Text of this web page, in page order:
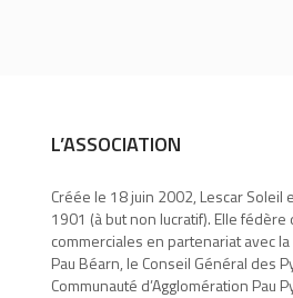
L’ASSOCIATION
Créée le 18 juin 2002, Lescar Soleil
1901 (à but non lucratif). Elle
commerciales en partenariat avec la
Pau Béarn, le Conseil Général des
Communauté d’Agglomération Pau